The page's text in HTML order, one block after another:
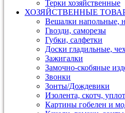
Терки хозяйственные
ХОЗЯЙСТВЕННЫЕ
Вешалки напольные,
Гвозди, саморезы
Губки, салфетки
Доски гладильные,
Зажигалки
Замочно-скобяные
Звонки
Зонты/Дождевики
Изолента, скотч,
Картины гобелен и